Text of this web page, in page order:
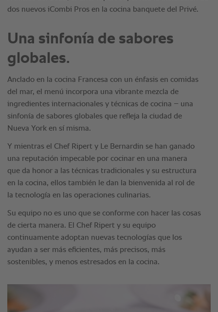
Una sinfonía de sabores
globales.
Anclado en la cocina Francesa con un énfasis en comidas
del mar, el menú incorpora una vibrante mezcla de
ingredientes internacionales y técnicas de cocina – una
sinfonía de sabores globales que refleja la ciudad de
Nueva York en sí misma.
Y mientras el Chef Ripert y Le Bernardin se han ganado
una reputación impecable por cocinar en una manera
que da honor a las técnicas tradicionales y su estructura
en la cocina, ellos también le dan la bienvenida al rol de
la tecnología en las operaciones culinarias.
Su equipo no es uno que se conforme con hacer las cosas
de cierta manera. El Chef Ripert y su equipo
continuamente adoptan nuevas tecnologías que los
ayudan a ser más eficientes, más precisos, más
sostenibles, y menos estresados en la cocina.